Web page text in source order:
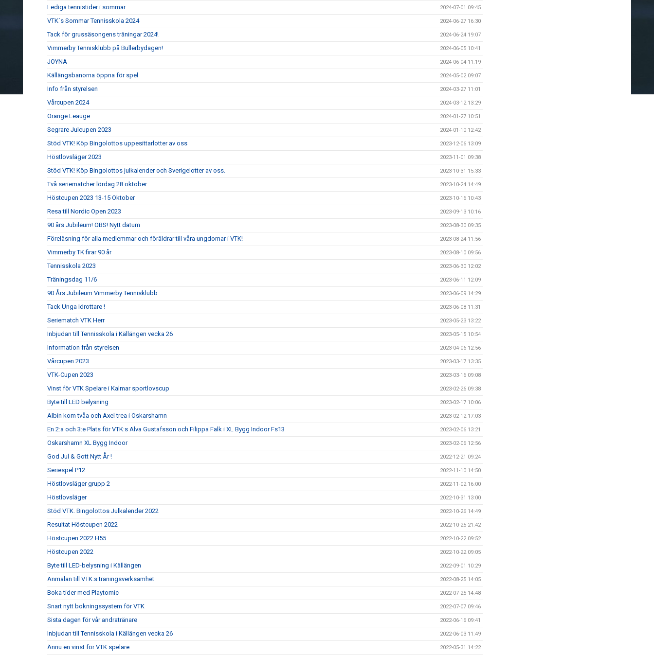
Lediga tennistider i sommar 2024-07-01 09:45
VTK´s Sommar Tennisskola 2024 2024-06-27 16:30
Tack för grussäsongens träningar 2024! 2024-06-24 19:07
Vimmerby Tennisklubb på Bullerbydagen! 2024-06-05 10:41
JOYNA 2024-06-04 11:19
Källängsbanorna öppna för spel 2024-05-02 09:07
Info från styrelsen 2024-03-27 11:01
Vårcupen 2024 2024-03-12 13:29
Orange Leauge 2024-01-27 10:51
Segrare Julcupen 2023 2024-01-10 12:42
Stöd VTK! Köp Bingolottos uppesittarlotter av oss 2023-12-06 13:09
Höstlovsläger 2023 2023-11-01 09:38
Stöd VTK! Köp Bingolottos julkalender och Sverigelotter av oss. 2023-10-31 15:33
Två seriematcher lördag 28 oktober 2023-10-24 14:49
Höstcupen 2023 13-15 Oktober 2023-10-16 10:43
Resa till Nordic Open 2023 2023-09-13 10:16
90 års Jubileum! OBS! Nytt datum 2023-08-30 09:35
Föreläsning för alla medlemmar och föräldrar till våra ungdomar i VTK! 2023-08-24 11:56
Vimmerby TK firar 90 år 2023-08-10 09:56
Tennisskola 2023 2023-06-30 12:02
Träningsdag 11/6 2023-06-11 12:09
90 Års Jubileum Vimmerby Tennisklubb 2023-06-09 14:29
Tack Unga Idrottare ! 2023-06-08 11:31
Seriematch VTK Herr 2023-05-23 13:22
Inbjudan till Tennisskola i Källängen vecka 26 2023-05-15 10:54
Information från styrelsen 2023-04-06 12:56
Vårcupen 2023 2023-03-17 13:35
VTK-Cupen 2023 2023-03-16 09:08
Vinst för VTK Spelare i Kalmar sportlovscup 2023-02-26 09:38
Byte till LED belysning 2023-02-17 10:06
Albin kom tvåa och Axel trea i Oskarshamn 2023-02-12 17:03
En 2:a och 3:e Plats för VTK:s Alva Gustafsson och Filippa Falk i XL Bygg Indoor Fs13 2023-02-06 13:21
Oskarshamn XL Bygg Indoor 2023-02-06 12:56
God Jul & Gott Nytt År ! 2022-12-21 09:24
Seriespel P12 2022-11-10 14:50
Höstlovsläger grupp 2 2022-11-02 16:00
Höstlovsläger 2022-10-31 13:00
Stöd VTK. Bingolottos Julkalender 2022 2022-10-26 14:49
Resultat Höstcupen 2022 2022-10-25 21:42
Höstcupen 2022 H55 2022-10-22 09:52
Höstcupen 2022 2022-10-22 09:05
Byte till LED-belysning i Källängen 2022-09-01 10:29
Anmälan till VTK:s träningsverksamhet 2022-08-25 14:05
Boka tider med Playtomic 2022-07-25 14:48
Snart nytt bokningssystem för VTK 2022-07-07 09:46
Sista dagen för vår andratränare 2022-06-16 09:41
Inbjudan till Tennisskola i Källängen vecka 26 2022-06-03 11:49
Ännu en vinst för VTK spelare 2022-05-31 14:22